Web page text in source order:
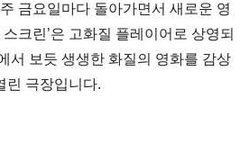
금요일마다 돌아가면서 새로운 영
크린’은 고화질 플레이어로 상영되
서 보듯 생생한 화질의 영화를 감상
린 극장입니다.